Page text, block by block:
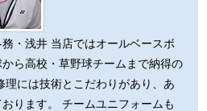
・浅井 当店ではオールベースボ
ら高校・草野球チームまで納得の
理には技術とこだわりがあり、あ
ります。 チームユニフォームも